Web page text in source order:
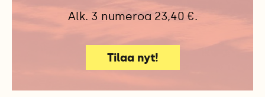
Alk. 3 numeroa 23,40 €.
Tilaa nyt!